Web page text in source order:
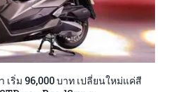
เริ่ม 96,000 บาท เปลี่ยนใหม่แค่สี